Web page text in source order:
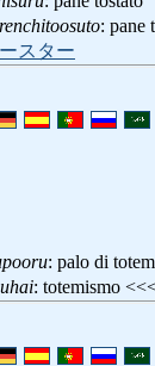
: pane
ースター
: palo di
: totemismo